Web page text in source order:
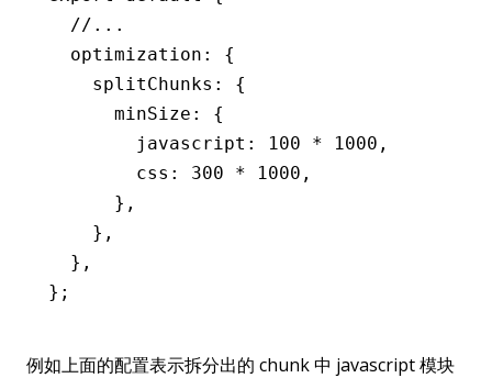
  //...
  optimization
:
{
    splitChunks
:
{
      minSize
:
{
        javascript
: 100 * 1000 ,
        css
: 300 * 1000 ,
      }
,
    }
,
  }
,
};
例如上面的配置表示拆分出的 chunk 中 javascript 模块